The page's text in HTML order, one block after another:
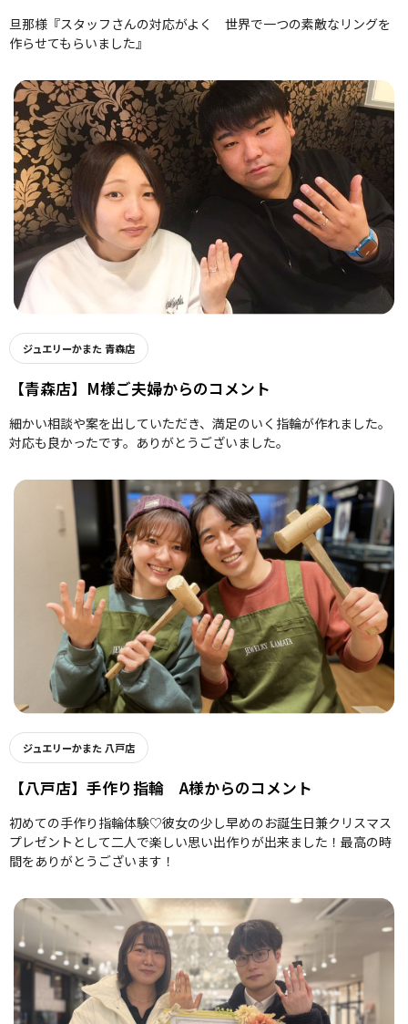
旦那様『スタッフさんの対応がよく 世界で一つの素敵なリングを
作らせてもらいました』
ジュエリーかまた 青森店
【青森店】M様ご夫婦からのコメント
細かい相談や案を出していただき、満足のいく指輪が作れました。
対応も良かったです。ありがとうございました。
ジュエリーかまた 八戸店
【八戸店】手作り指輪 A様からのコメント
初めての手作り指輪体験♡彼女の少し早めのお誕生日兼クリスマス
プレゼントとして二人で楽しい思い出作りが出来ました！最高の時
間をありがとうございます！